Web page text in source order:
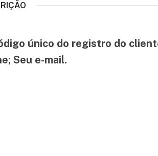
único do registro do
Seu e-mail.